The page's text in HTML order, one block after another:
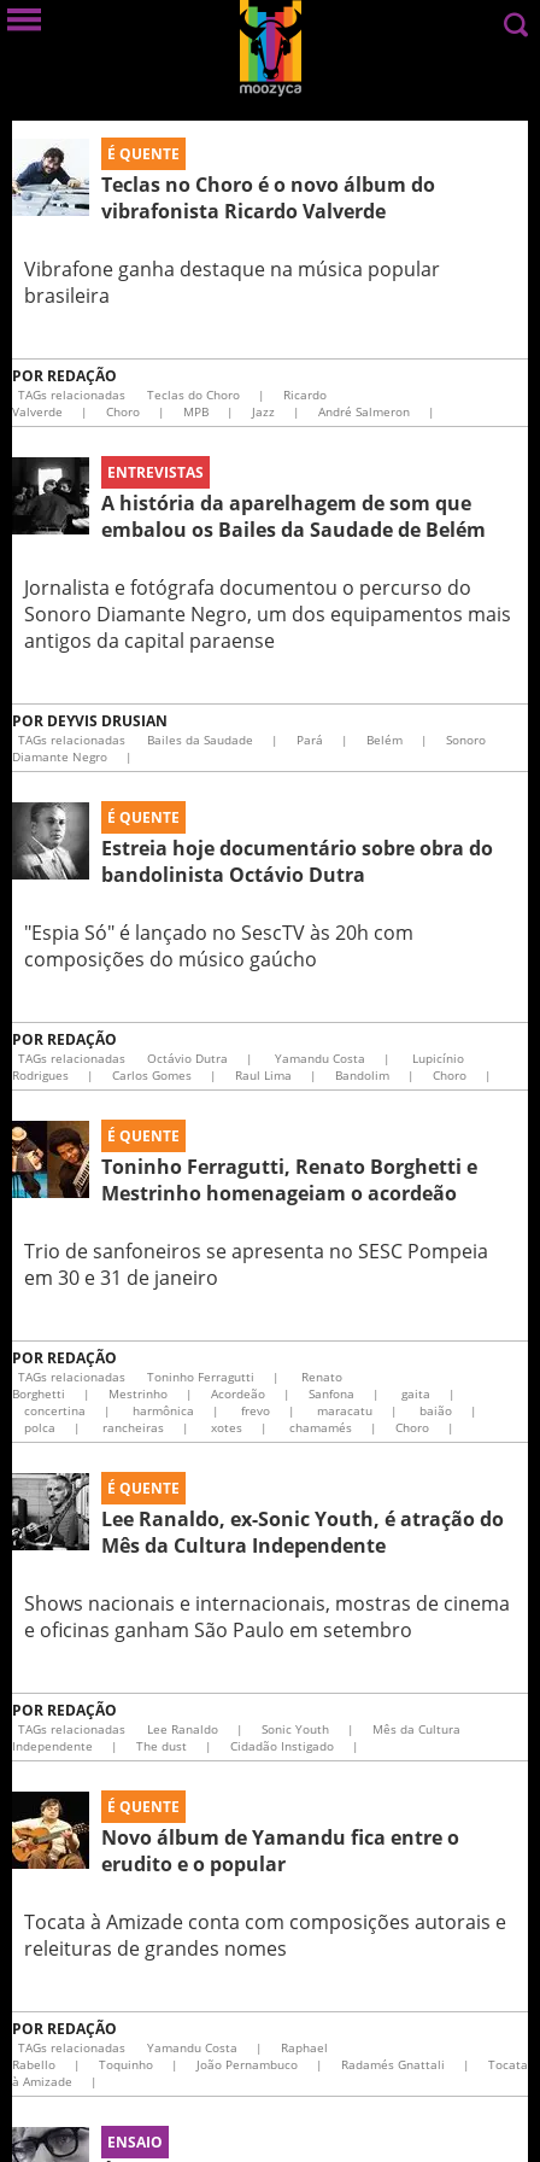
É QUENTE
Teclas no Choro é o novo álbum do
vibrafonista Ricardo Valverde
Vibrafone ganha destaque na música popular
brasileira
POR REDAÇÃO
TAGs relacionadas Teclas do Choro |
Ricardo
Valverde
| Choro | MPB | Jazz | André Salmeron |
ENTREVISTAS
A história da aparelhagem de som que
embalou os Bailes da Saudade de Belém
Jornalista e fotógrafa documentou o percurso do
Sonoro Diamante Negro, um dos equipamentos mais
antigos da capital paraense
POR DEYVIS DRUSIAN
TAGs relacionadas Bailes da Saudade | Pará | Belém |
Sonoro
Diamante Negro
|
É QUENTE
Estreia hoje documentário sobre obra do
bandolinista Octávio Dutra
"Espia Só" é lançado no SescTV às 20h com
composições do músico gaúcho
POR REDAÇÃO
TAGs relacionadas Octávio Dutra | Yamandu Costa |
Lupicínio
Rodrigues
| Carlos Gomes | Raul Lima | Bandolim | Choro |
É QUENTE
Toninho Ferragutti, Renato Borghetti e
Mestrinho homenageiam o acordeão
Trio de sanfoneiros se apresenta no SESC Pompeia
em 30 e 31 de janeiro
POR REDAÇÃO
TAGs relacionadas Toninho Ferragutti |
Renato
Borghetti
| Mestrinho | Acordeão | Sanfona | gaita
|
concertina
| harmônica | frevo | maracatu | baião
|
polca
| rancheiras | xotes | chamamés | Choro |
É QUENTE
Lee Ranaldo, ex-Sonic Youth, é atração do
Mês da Cultura Independente
Shows nacionais e internacionais, mostras de cinema
e oficinas ganham São Paulo em setembro
POR REDAÇÃO
TAGs relacionadas Lee Ranaldo | Sonic Youth |
Mês da Cultura
Independente
| The dust | Cidadão Instigado |
É QUENTE
Novo álbum de Yamandu fica entre o
erudito e o popular
Tocata à Amizade conta com composições autorais e
releituras de grandes nomes
POR REDAÇÃO
TAGs relacionadas Yamandu Costa |
Raphael
Rabello
| Toquinho | João Pernambuco | Radamés Gnattali |
Tocata
à Amizade
|
ENSAIO